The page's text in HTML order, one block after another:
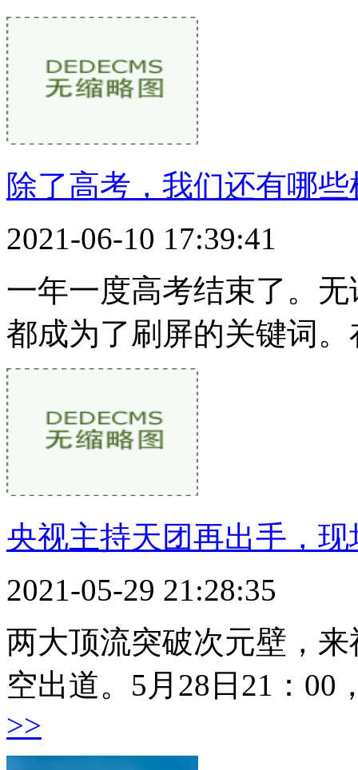
除了高考，我们还有哪
2021-06-10 17:39:41
一年一度高考结束了。
都成为了刷屏的关键词
央视主持天团再出手，
2021-05-29 21:28:35
两大顶流突破次元壁，
空出道。5月28日21：
>>